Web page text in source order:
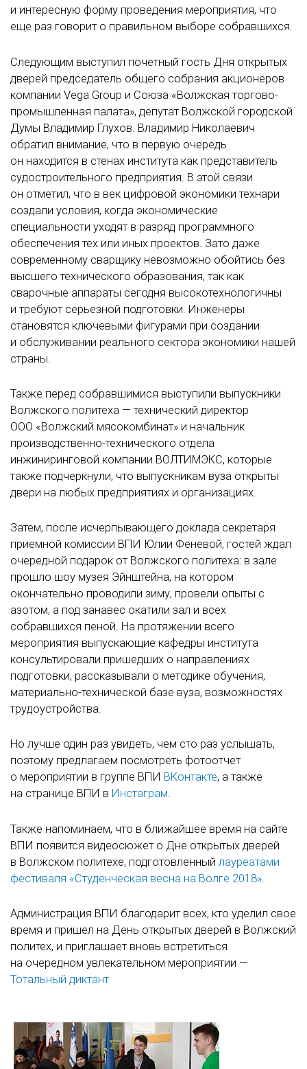
и интересную форму проведения мероприятия, что
еще раз говорит о правильном выборе собравшихся.
Следующим выступил почетный гость Дня открытых
дверей председатель общего собрания акционеров
компании Vega Group и Союза «Волжская торгово-
промышленная палата», депутат Волжской городской
Думы Владимир Глухов. Владимир Николаевич
обратил внимание, что в первую очередь
он находится в стенах института как представитель
судостроительного предприятия. В этой связи
он отметил, что в век цифровой экономики технари
создали условия, когда экономические
специальности уходят в разряд программного
обеспечения тех или иных проектов. Зато даже
современному сварщику невозможно обойтись без
высшего технического образования, так как
сварочные аппараты сегодня высокотехнологичны
и требуют серьезной подготовки. Инженеры
становятся ключевыми фигурами при создании
и обслуживании реального сектора экономики нашей
страны.
Также перед собравшимися выступили выпускники
Волжского политеха — технический директор
ООО «Волжский мясокомбинат» и начальник
производственно-технического отдела
инжиниринговой компании ВОЛТИМЭКС, которые
также подчеркнули, что выпускникам вуза открыты
двери на любых предприятиях и организациях.
Затем, после исчерпывающего доклада секретаря
приемной комиссии ВПИ Юлии Феневой, гостей ждал
очередной подарок от Волжского политеха: в зале
прошло шоу музея Эйнштейна, на котором
окончательно проводили зиму, провели опыты с
азотом, а под занавес окатили зал и всех
собравшихся пеной. На протяжении всего
мероприятия выпускающие кафедры института
консультировали пришедших о направлениях
подготовки, рассказывали о методике обучения,
материально-технической базе вуза, возможностях
трудоустройства.
Но лучше один раз увидеть, чем сто раз услышать,
поэтому предлагаем посмотреть фотоотчет
о мероприятии в группе ВПИ ВКонтакте, а также
на странице ВПИ в Инстаграм.
Также напоминаем, что в ближайшее время на сайте
ВПИ появится видеосюжет о Дне открытых дверей
в Волжском политехе, подготовленный лауреатами
фестиваля «Студенческая весна на Волге 2018»
Администрация ВПИ благодарит всех, кто уделил свое
время и пришел на День открытых дверей в Волжский
политех, и приглашает вновь встретиться
на очередном увлекательном мероприятии —
Тотальный диктант